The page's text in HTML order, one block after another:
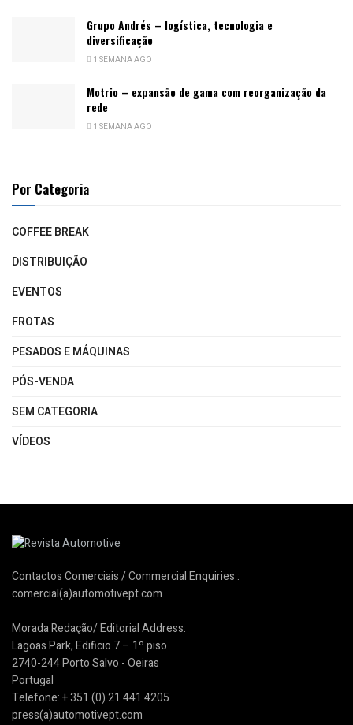
Grupo Andrés – logística, tecnologia e
diversificação
1 SEMANA AGO
Motrio – expansão de gama com reorganização da
rede
1 SEMANA AGO
Por Categoria
COFFEE BREAK
DISTRIBUIÇÃO
EVENTOS
FROTAS
PESADOS E MÁQUINAS
PÓS-VENDA
SEM CATEGORIA
VÍDEOS
Contactos Comerciais / Commercial Enquiries :
comercial(a)automotivept.com
Morada Redação/ Editorial Address:
Lagoas Park, Edificio 7 – 1º piso
2740-244 Porto Salvo - Oeiras
Portugal
Telefone: + 351 (0) 21 441 4205
press(a)automotivept.com